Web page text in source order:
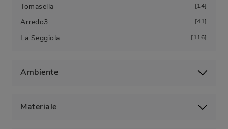
Tomasella 14
Arredo3 41
La Seggiola 116
Ambiente
Materiale